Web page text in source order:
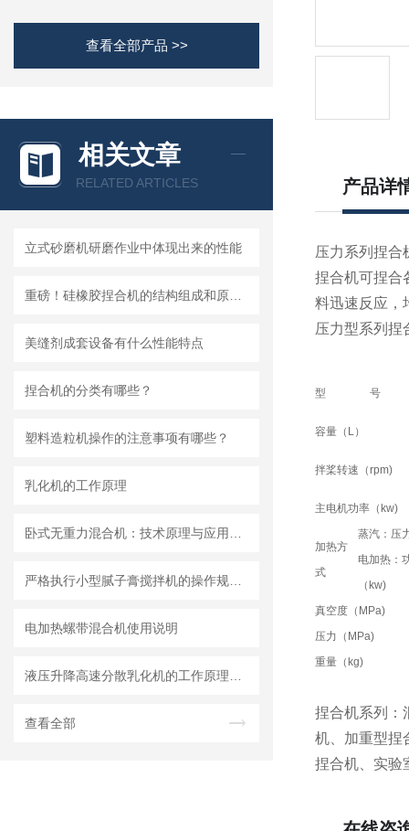
查看全部产品 >>
相关文章
RELATED ARTICLES
立式砂磨机研磨作业中体现出来的性能
美缝剂成套设备有什么性能特点
捏合机的分类有哪些？
塑料造粒机操作的注意事项有哪些？
乳化机的工作原理
电加热螺带混合机使用说明
查看全部
产品详
压力系列捏合
捏合机可捏合
料迅速反应，
压力型系列捏
型 号
容量（L）
拌桨转速（rpm)
主电机功率（kw)
加热方
式
蒸汽：压
电加热：
（kw)
真空度（MPa)
压力（MPa)
重量（kg)
捏合机系列：
机、加重型捏
捏合机、实验